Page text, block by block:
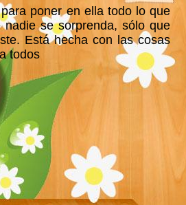
poner en ella todo lo que
se sorprenda, sólo que
Está hecha con las cosas
todos